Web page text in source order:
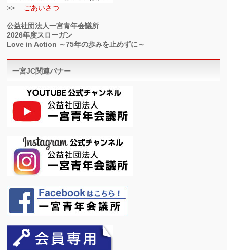
>> ごあいさつ
公益社団法人一宮青年会議所
2026年度スローガン
Love in Action ～75年の歩みを止めずに～
一宮JC関連バナー